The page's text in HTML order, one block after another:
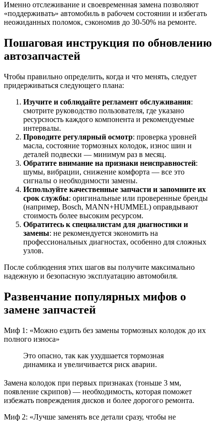
Именно отслеживание и своевременная замена позволяют
«поддерживать» автомобиль в рабочем состоянии и избегать
неожиданных поломок, сэкономив до 30-50% на ремонте.
Пошаговая инструкция по обновлению
автозапчастей
Чтобы правильно определить, когда и что менять, следует
придерживаться следующего плана:
Изучите и соблюдайте регламент обслуживания:
смотрите руководство пользователя, где указано
ресурсность каждого компонента и рекомендуемые
интервалы.
Проводите регулярный осмотр: проверка уровней
масла, состояние тормозных колодок, износ шин и
деталей подвески — минимум раз в месяц.
Обратите внимание на признаки неисправностей:
шумы, вибрации, снижение комфорта — все это
сигналы о необходимости замены.
Используйте качественные запчасти и запомните их
срок службы: оригинальные или проверенные бренды
(например, Bosch, MANN+HUMMEL) оправдывают
стоимость более высоким ресурсом.
Обратитесь к специалистам для диагностики и
замены: не рекомендуется экономить на
профессиональных диагностах, особенно для сложных
узлов.
После соблюдения этих шагов вы получите максимально
надежную и безопасную эксплуатацию автомобиля.
Развенчание популярных мифов о
замене запчастей
Миф 1: «Можно ездить без замены тормозных колодок до их
полного износа»
Это опасно, так как ухудшается тормозная
динамика и увеличивается риск аварии.
Замена колодок при первых признаках (тоньше 3 мм,
появление скрипов) — необходимость, которая поможет
избежать повреждения дисков и более дорогого ремонта.
Миф 2: «Лучше заменять все детали сразу, чтобы не